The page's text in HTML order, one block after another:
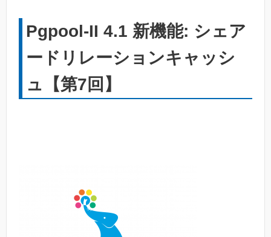
Pgpool-II 4.1 新機能: シェア
ードリレーションキャッシ
ュ【第7回】